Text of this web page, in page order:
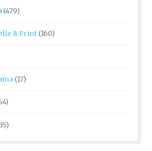
(479)
& Print(160)
(17)